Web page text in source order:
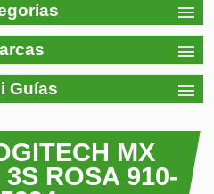
Guías
MX
ROSA 910-